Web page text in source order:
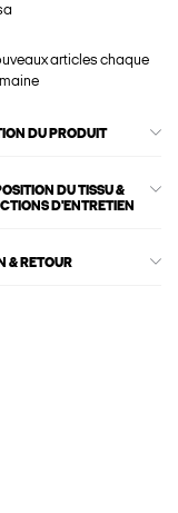
articles chaque
DU PRODUIT
DU TISSU &
D'ENTRETIEN
& RETOUR